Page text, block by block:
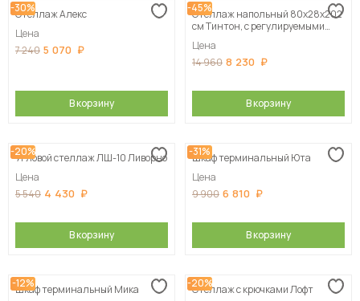
-30%
Стеллаж Алекс
Цена
7 240 5 070
В корзину
-45%
Стеллаж напольный 80х28х202
см Тинтон, с регулируемыми
Цена
14 960 8 230
В корзину
-20%
Угловой стеллаж ЛШ-10 Ливорно
Цена
5 540 4 430
В корзину
-31%
Шкаф терминальный Юта
Цена
9 900 6 810
В корзину
-12%
Шкаф терминальный Мика
-20%
Стеллаж с крючками Лофт